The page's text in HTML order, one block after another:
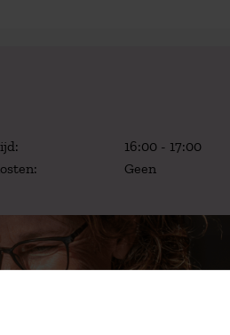
16:00 - 17:00
Geen